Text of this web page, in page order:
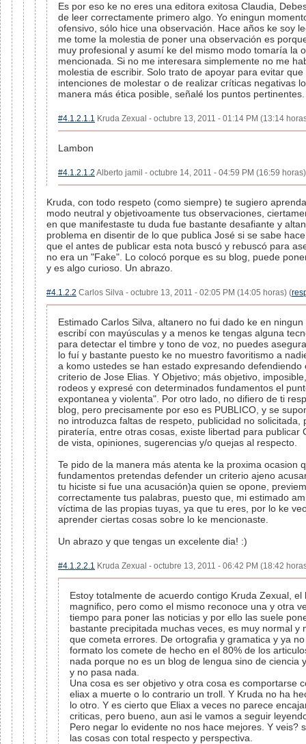
Es por eso ke no eres una editora exitosa Claudia,
de leer correctamente primero algo. Yo eningun
ofensivo, sólo hice una observación. Hace años ke soy
me tome la molestia de poner una observación es
muy profesional y asumí ke del mismo modo tomaría la
mencionada. Si no me interesara simplemente no me
molestia de escribir. Solo trato de apoyar para evitar
intenciones de molestar o de realizar críticas negativas
manera más ética posible, señalé los puntos pertinentes.
#4.1.2.1.1 Kruda Zexual - octubre 13, 2011 - 01:14 PM (13:14
Lambon
#4.1.2.1.2 Alberto jamil - octubre 14, 2011 - 04:59 PM (16:59
Kruda, con todo respeto (como siempre) te sugiero
modo neutral y objetivoamente tus observaciones,
en que manifestaste tu duda fue bastante desafiante y
problema en disentir de lo que publica José si se sabe
que el antes de publicar esta nota buscó y rebuscó para
no era un "Fake". Lo colocó porque es su blog, puede
y es algo curioso. Un abrazo.
#4.1.2.2 Carlos Silva - octubre 13, 2011 - 02:05 PM (14:05 horas) (
Estimado Carlos Silva, altanero no fui dado ke en
escribí con mayúsculas y a menos ke tengas alguna
para detectar el timbre y tono de voz, no puedes
lo fuí y bastante puesto ke no muestro favoritismo a
a komo ustedes se han estado expresando defendiendo
criterio de Jose Elias. Y Objetivo; más objetivo,
rodeos y expresé con determinados fundamentos el
expontanea y violenta". Por otro lado, no difiero de ti
blog, pero precisamente por eso es PUBLICO, y se
no introduzca faltas de respeto, publicidad no solicitada,
piratería, entre otras cosas, existe libertad para publicar
de vista, opiniones, sugerencias y/o quejas al respecto.
Te pido de la manera más atenta ke la proxima ocasion
fundamentos pretendas defender un criterio ajeno
tu hiciste si fue una acusación)a quien se opone,
correctamente tus palabras, puesto que, mi estimado
víctima de las propias tuyas, ya que tu eres, por lo ke
aprender ciertas cosas sobre lo ke mencionaste.
Un abrazo y que tengas un excelente dia! :)
#4.1.2.2.1 Kruda Zexual - octubre 13, 2011 - 06:42 PM (18:42
Estoy totalmente de acuerdo contigo Kruda Zexual, el
magnifico, pero como el mismo reconoce una y otra
tiempo para poner las noticias y por ello las suele
bastante precipitada muchas veces, es muy normal y
que cometa errores. De ortografia y gramatica y ya
formato los comete de hecho en el 80% de los
nada porque no es un blog de lengua sino de ciencia
y no pasa nada.
Una cosa es ser objetivo y otra cosa es comportarse
eliax a muerte o lo contrario un troll. Y Kruda no ha
lo otro. Y es cierto que Eliax a veces no parece
criticas, pero bueno, aun asi le vamos a seguir
Pero negar lo evidente no nos hace mejores. Y veis?
las cosas con total respecto y perspectiva.